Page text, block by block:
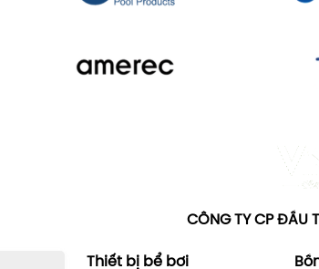
CÔNG TY CP ĐẦU
Thiết bị bể bơi